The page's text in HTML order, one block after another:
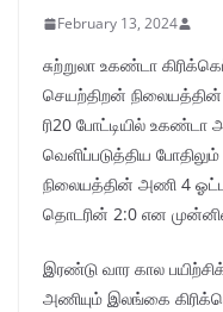
February 13, 2024
சுற்றுலா உகண்டா
செயற்திறன்
ரி20 போட்டியில்
வெளிப்படுத்திய
நிலையத்தின் அணி 4
தொடரின் 2:0 என
இரண்டு வார கால
அணியும் இலங்கை